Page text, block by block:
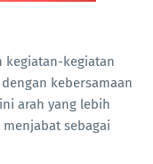
kegiatan-kegiatan
kebersamaan
arah yang lebih
sebagai